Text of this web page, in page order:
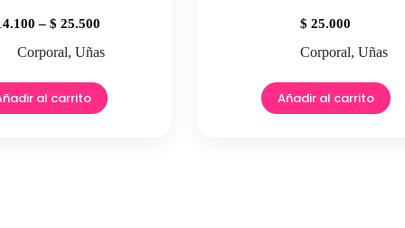
– $ 25.500
$ 14.100
$ 25.500
Corporal, Uñas
al carrito
producto
$ 25.000
Corporal, Uñas
Añadir al carrito